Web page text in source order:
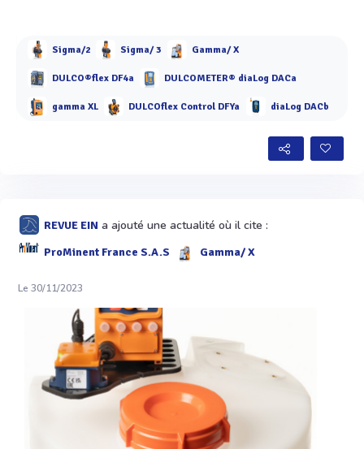
Sigma/2 Sigma/ 3 Gamma/ X
DULCO®flex DF4a DULCOMETER® diaLog DACa
gamma XL DULCOflex Control DFYa diaLog DACb
REVUE EIN a ajouté une actualité où il cite :
ProMinent France S.A.S Gamma/ X
Le 30/11/2023